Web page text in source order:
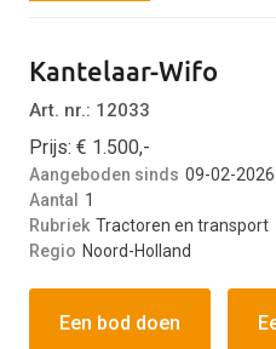
Kantelaar-Wifo
Art. nr.: 12033
Prijs: € 1.500,-
Aangeboden sinds 09-02-2026
Aantal
1
Rubriek Tractoren en transport
Regio Noord-Holland
Een bod doen